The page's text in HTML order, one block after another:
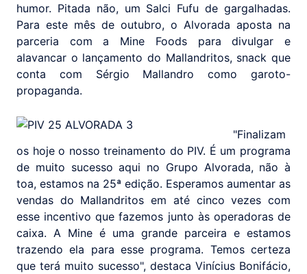
humor. Pitada não, um Salci Fufu de gargalhadas.
Para este mês de outubro, o Alvorada aposta na
parceria com a Mine Foods para divulgar e
alavancar o lançamento do Mallandritos, snack que
conta com Sérgio Mallandro como garoto-
propaganda.
"Finalizam
os hoje o nosso treinamento do PIV. É um programa
de muito sucesso aqui no Grupo Alvorada, não à
toa, estamos na 25ª edição. Esperamos aumentar as
vendas do Mallandritos em até cinco vezes com
esse incentivo que fazemos junto às operadoras de
caixa. A Mine é uma grande parceira e estamos
trazendo ela para esse programa. Temos certeza
que terá muito sucesso", destaca Vinícius Bonifácio,